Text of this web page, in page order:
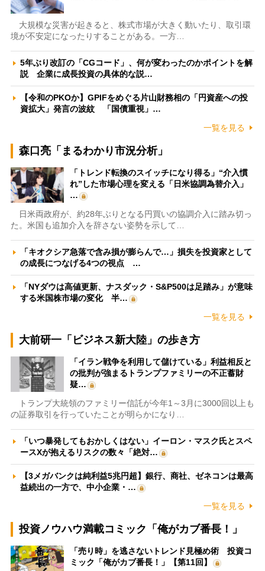
大規模な災害が起きると、株式市場が大きく動いたり、取引環
境が不安定になったりすることがある。一方…
5年ぶり改訂の「CGコード」、何が変わったのかポイントを解
説 企業に成長投資の具体的な説…
【令和のPKOか】GPIFをめぐる片山財務相の「円資産への投
資拡大」発言の波紋 「国債重視」…
一覧を見る
森口亮「まるわかり市況分析」
「トレンド転換のスイッチになり得る」“介入慣
れ”した市場心理を変える「日米協調為替介入」
…
日米両政府が、約28年ぶりとなる円買いの協調介入に踏み切っ
た。米国も追加介入を辞さない姿勢を示して…
「キオクシア急落で含み損が膨らんで…」損失を投資家として
の成長につなげる4つの視点 …
「NYダウは高値更新、ナスダック・S&P500は足踏み」が意味
する米国株市場の変化 半…
一覧を見る
大前研一「ビジネス新大陸」の歩き方
「イラン戦争を利用して儲けている」利益相反と
の批判が強まるトランプファミリーの不正蓄財
疑…
トランプ大統領のファミリー信託が今年1～3月に3000回以上も
の証券取引を行っていたことが明らかになり…
「いつ暴発してもおかしくはない」イーロン・マスク氏とスペ
ースXが抱えるリスクの数々「絶対…
【3メガバンクは純利益5兆円超】銀行、商社、ゼネコンは最高
益続出の一方で、中小企業・…
一覧を見る
投資ノウハウ満載コミック「俺がカブ番長！」
「売り時」を逃さないトレンド見極め術 投資コ
ミック「俺がカブ番長！」【第11回】